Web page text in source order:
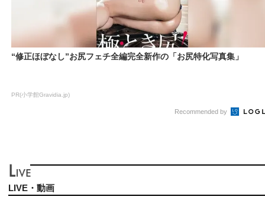
“修正ほぼなし”お尻フェチ全編完全新作の「お尻特化写真集」
PR(小学館Gravidia.jp)
Recommended by
LIVE・動画